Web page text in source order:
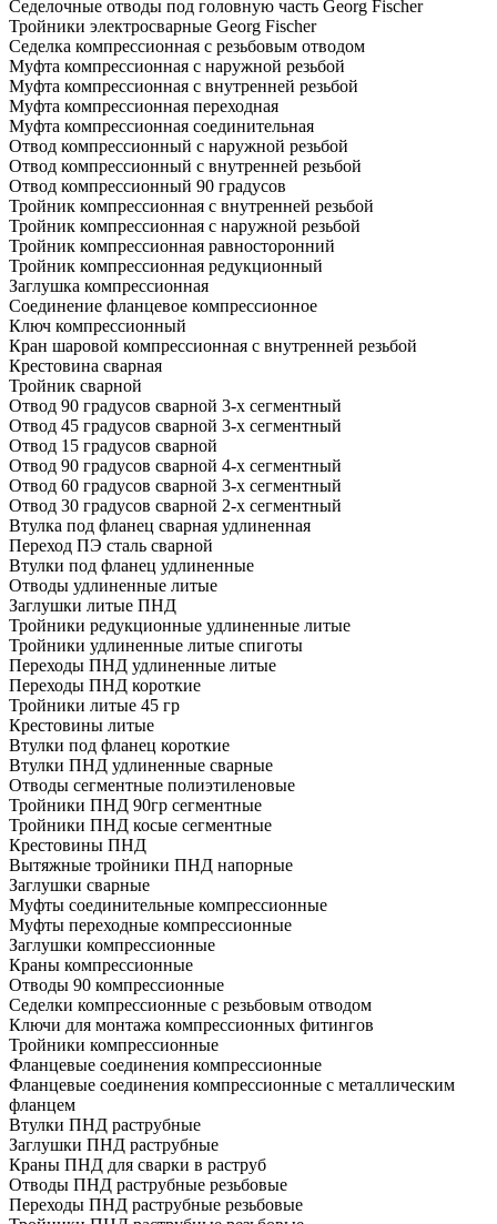
Седелочные отводы под головную часть Georg Fischer
Тройники электросварные Georg Fischer
Седелка компрессионная с резьбовым отводом
Муфта компрессионная с наружной резьбой
Муфта компрессионная с внутренней резьбой
Муфта компрессионная переходная
Муфта компрессионная соединительная
Отвод компрессионный с наружной резьбой
Отвод компрессионный с внутренней резьбой
Отвод компрессионный 90 градусов
Тройник компрессионная с внутренней резьбой
Тройник компрессионная с наружной резьбой
Тройник компрессионная равносторонний
Тройник компрессионная редукционный
Заглушка компрессионная
Соединение фланцевое компрессионное
Ключ компрессионный
Кран шаровой компрессионная с внутренней резьбой
Крестовина сварная
Тройник сварной
Отвод 90 градусов сварной 3-х сегментный
Отвод 45 градусов сварной 3-х сегментный
Отвод 15 градусов сварной
Отвод 90 градусов сварной 4-х сегментный
Отвод 60 градусов сварной 3-х сегментный
Отвод 30 градусов сварной 2-х сегментный
Втулка под фланец сварная удлиненная
Переход ПЭ сталь сварной
Втулки под фланец удлиненные
Отводы удлиненные литые
Заглушки литые ПНД
Тройники редукционные удлиненные литые
Тройники удлиненные литые спиготы
Переходы ПНД удлиненные литые
Переходы ПНД короткие
Тройники литые 45 гр
Крестовины литые
Втулки под фланец короткие
Втулки ПНД удлиненные сварные
Отводы сегментные полиэтиленовые
Тройники ПНД 90гр сегментные
Тройники ПНД косые сегментные
Крестовины ПНД
Вытяжные тройники ПНД напорные
Заглушки сварные
Муфты соединительные компрессионные
Муфты переходные компрессионные
Заглушки компрессионные
Краны компрессионные
Отводы 90 компрессионные
Седелки компрессионные с резьбовым отводом
Ключи для монтажа компрессионных фитингов
Тройники компрессионные
Фланцевые соединения компрессионные
Фланцевые соединения компрессионные с металлическим
фланцем
Втулки ПНД раструбные
Заглушки ПНД раструбные
Краны ПНД для сварки в раструб
Отводы ПНД раструбные резьбовые
Переходы ПНД раструбные резьбовые